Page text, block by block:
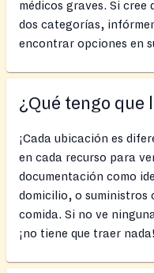
médicos graves. Si cree
dos categorías,
encontrar opciones en
¿Qué tengo que
¡Cada ubicación es
en cada recurso para
documentación como
domicilio, o suministros
comida. Si no ve
¡no tiene que traer nada!